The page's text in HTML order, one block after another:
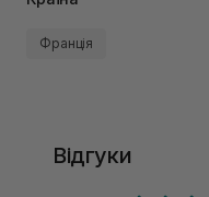
Франція
Відгуки